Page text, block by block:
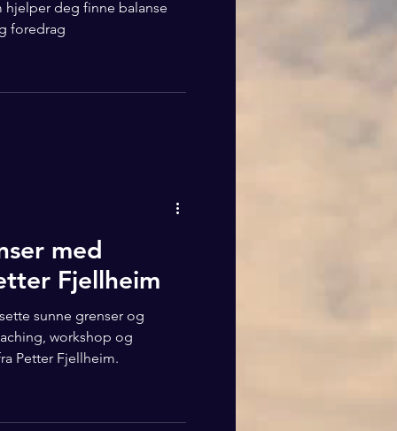
hjelper deg finne balanse
foredrag
med
Fjellheim
sunne grenser og
workshop og
Petter Fjellheim.